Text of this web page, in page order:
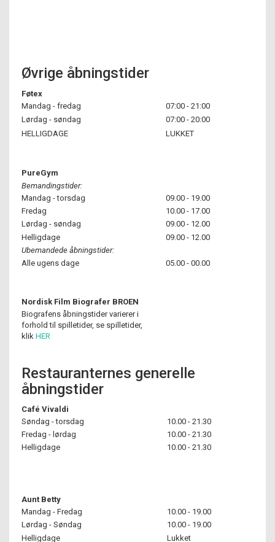
Øvrige åbningstider
Føtex
Mandag - fredag
07:00 - 21:00
Lørdag - søndag
07:00 - 20:00
HELLIGDAGE
LUKKET
PureGym
Bemandingstider:
Mandag - torsdag
09.00 - 19.00
Fredag
10.00 - 17.00
Lørdag - søndag
09.00 - 12.00
Helligdage
09.00 - 12.00
Ubemandede åbningstider:
Alle ugens dage
05.00 - 00.00
Nordisk Film Biografer BROEN
Biografens åbningstider varierer i
forhold til spilletider, se spilletider,
klik HER
Restauranternes generelle
åbningstider
Café Vivaldi
Søndag - torsdag
10.00 - 21.30
Fredag - lørdag
10.00 - 21.30
Helligdage
10.00 - 21.30
Aunt Betty
Mandag - Fredag
10.00 - 19.00
Lørdag - Søndag
10.00 - 19.00
Helligdage
Lukket